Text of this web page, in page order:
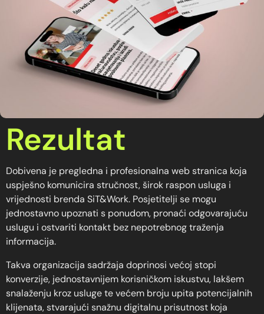
Rezultat
Dobivena je pregledna i profesionalna web stranica koja
uspješno komunicira stručnost, širok raspon usluga i
vrijednosti brenda SiT&Work. Posjetitelji se mogu
jednostavno upoznati s ponudom, pronaći odgovarajuću
uslugu i ostvariti kontakt bez nepotrebnog traženja
informacija.
Takva organizacija sadržaja doprinosi većoj stopi
konverzije, jednostavnijem korisničkom iskustvu, lakšem
snalaženju kroz usluge te većem broju upita potencijalnih
klijenata, stvarajući snažnu digitalnu prisutnost koja